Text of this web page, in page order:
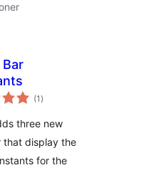
(1 totale
bedømmelser
)
three new
that display the
for the